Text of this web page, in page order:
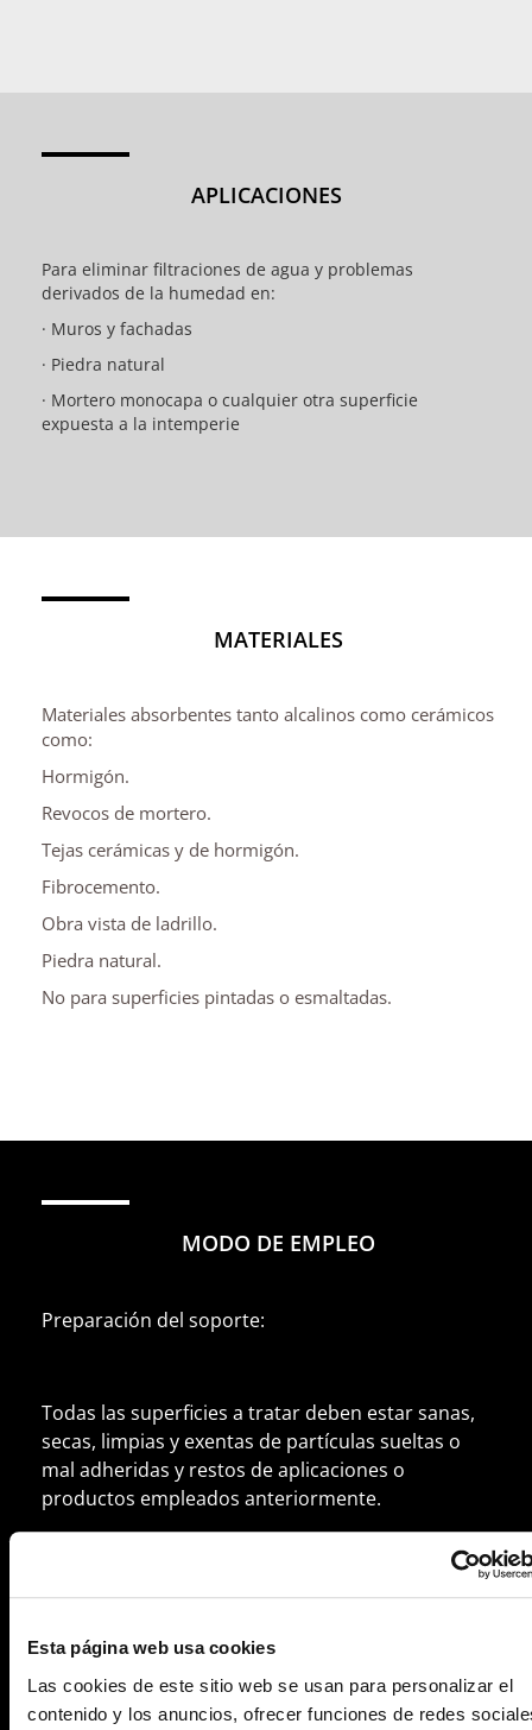
Esta página web usa cookies
Las cookies de este sitio web se usan para personalizar el
contenido y los anuncios, ofrecer funciones de redes
APLICACIONES
Para eliminar filtraciones de agua y problemas
derivados de la humedad en:
· Muros y fachadas
· Piedra natural
· Mortero monocapa o cualquier otra superficie
expuesta a la intemperie
MATERIALES
Materiales absorbentes tanto alcalinos como cerámicos
como:
Hormigón.
Revocos de mortero.
Tejas cerámicas y de hormigón.
Fibrocemento.
Obra vista de ladrillo.
Piedra natural.
No para superficies pintadas o esmaltadas.
MODO DE EMPLEO
Preparación del soporte:
Todas las superficies a tratar deben estar sanas,
secas, limpias y exentas de partículas sueltas o
mal adheridas y restos de aplicaciones o
productos empleados anteriormente.
totalmente el soporte, preferiblemente con
030), seguido de un aclarado con agua a presión.
También podrá emplearse, según los casos, el
chorreado con arena a presión.